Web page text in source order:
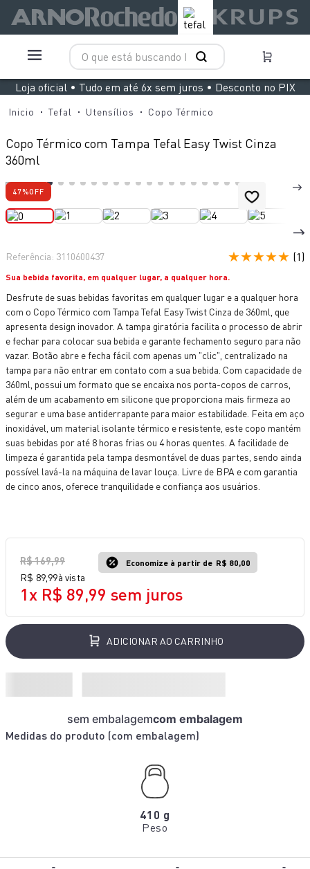
O que está buscando hoje?
Loja oficial • Tudo em até 6x sem juros • Desconto no PIX
Tefal Utensílios Copo Térmico
Copo Térmico com Tampa Tefal Easy Twist Cinza
360ml
47%OFF
Referência: 3110600437 ★★★★★ (1 )
Sua bebida favorita, em qualquer lugar, a qualquer hora.
Desfrute de suas bebidas favoritas em qualquer lugar e a qualquer hora
com o Copo Térmico com Tampa Tefal Easy Twist Cinza de 360ml, que
apresenta design inovador. A tampa giratória facilita o processo de abrir
e fechar para colocar sua bebida e garante fechamento seguro para não
vazar. Botão abre e fecha fácil com apenas um "clic", centralizado na
tampa para não entrar em contato com a sua bebida. Com capacidade de
360ml, possui um formato que se encaixa nos porta-copos de carros,
além de um acabamento em silicone que proporciona mais firmeza ao
segurar e uma base antiderrapante para maior estabilidade. Feita em aço
inoxidável, um material isolante térmico e resistente, este copo mantém
suas bebidas por até 8 horas frias ou 4 horas quentes. A facilidade de
limpeza é garantida pela tampa desmontável de duas partes, sendo ainda
possível lavá-la na máquina de lavar louça. Livre de BPA e com garantia
de cinco anos, oferece tranquilidade e confiança aos usuários.
R$169,99 Economize à partir de R$ 80,00
R$ 89 99à vista
1x R$ 89,99 sem juros
ADICIONAR AO CARRINHO
Medidas do produto (com embalagem)
sem embalagemcom embalagem
410 g
Peso
TERMOS MAIS BUSCADOS
aspirador x clean 4
duo power
6º
rochedo natural stone
7º
jogo panelas rochedo stone pro
8º
aspirador x-force 9 60
9º
vaporizador pure pop
10º bake easy